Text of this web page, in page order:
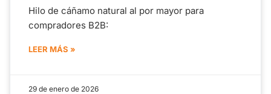
Hilo de cáñamo natural al por mayor para
compradores B2B:
LEER MÁS »
29 de enero de 2026